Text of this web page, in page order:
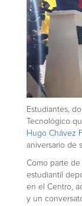
Estudiantes,
Tecnológico
Hugo Chávez
aniversario de
Como parte
estudiantil
en el Centro,
y un